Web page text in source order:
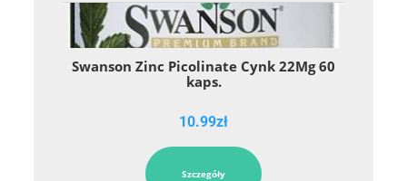
Swanson Zinc Picolinate Cynk 22Mg 60
kaps.
10.99zł
Szczegóły